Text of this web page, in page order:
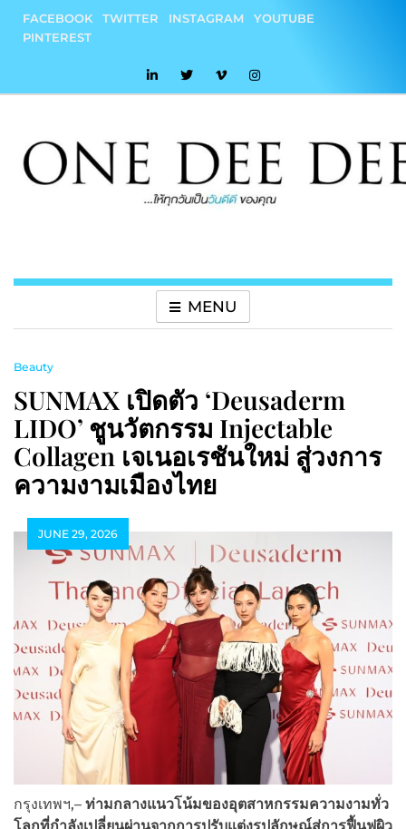
content
FACEBOOK TWITTER INSTAGRAM
YOUTUBE
PINTEREST
MENU
Beauty
SUNMAX เปิดตัว ‘Deusaderm
LIDO’ ชูนวัตกรรม Injectable
Collagen เจเนอเรชันใหม่ สู่วงการ
ความงามเมืองไทย
JUNE 29, 2026
กรุงเทพฯ,– ท่ามกลางแนวโน้มของอุตสาหกรรมความงามทั่ว